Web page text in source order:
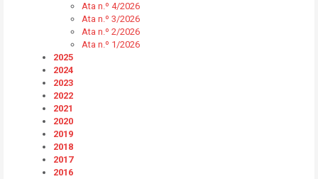
Ata n.º 4/2026
Ata n.º 3/2026
Ata n.º 2/2026
Ata n.º 1/2026
2025
2024
2023
2022
2021
2020
2019
2018
2017
2016